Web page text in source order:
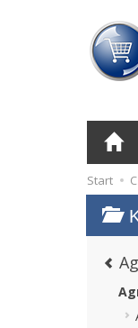
Start